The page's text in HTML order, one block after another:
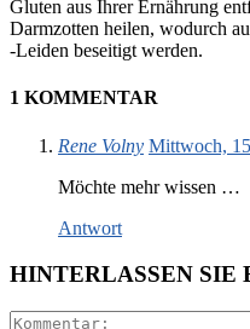
Gluten aus Ihrer Ernährung
Darmzotten heilen, wodurch
-Leiden beseitigt werden.
1 KOMMENTAR
Rene Volny Mittwoch,
Möchte mehr wissen …
Antwort
HINTERLASSEN SIE